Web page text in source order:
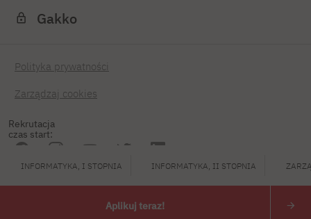
Rekrutacja
czas start:
INFORMATYKA, I STOPNIA INFORMATYKA, II STOPNIA
Aplikuj teraz!
Gakko
Polityka prywatności
Zarządzaj cookies